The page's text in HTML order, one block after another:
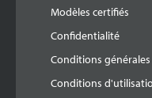
Modèles certifiés
Confidentialité
Conditions
Conditions